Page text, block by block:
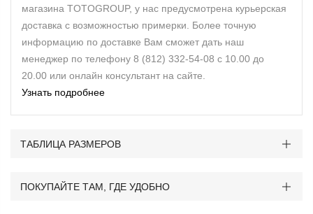
магазина TOTOGROUP, у нас предусмотрена курьерская
доставка с возможностью примерки. Более точную
информацию по доставке Вам сможет дать наш
менеджер по телефону 8 (812) 332-54-08 с 10.00 до
20.00 или онлайн консультант на сайте.
Узнать подробнее
ТАБЛИЦА РАЗМЕРОВ
ПОКУПАЙТЕ ТАМ, ГДЕ УДОБНО